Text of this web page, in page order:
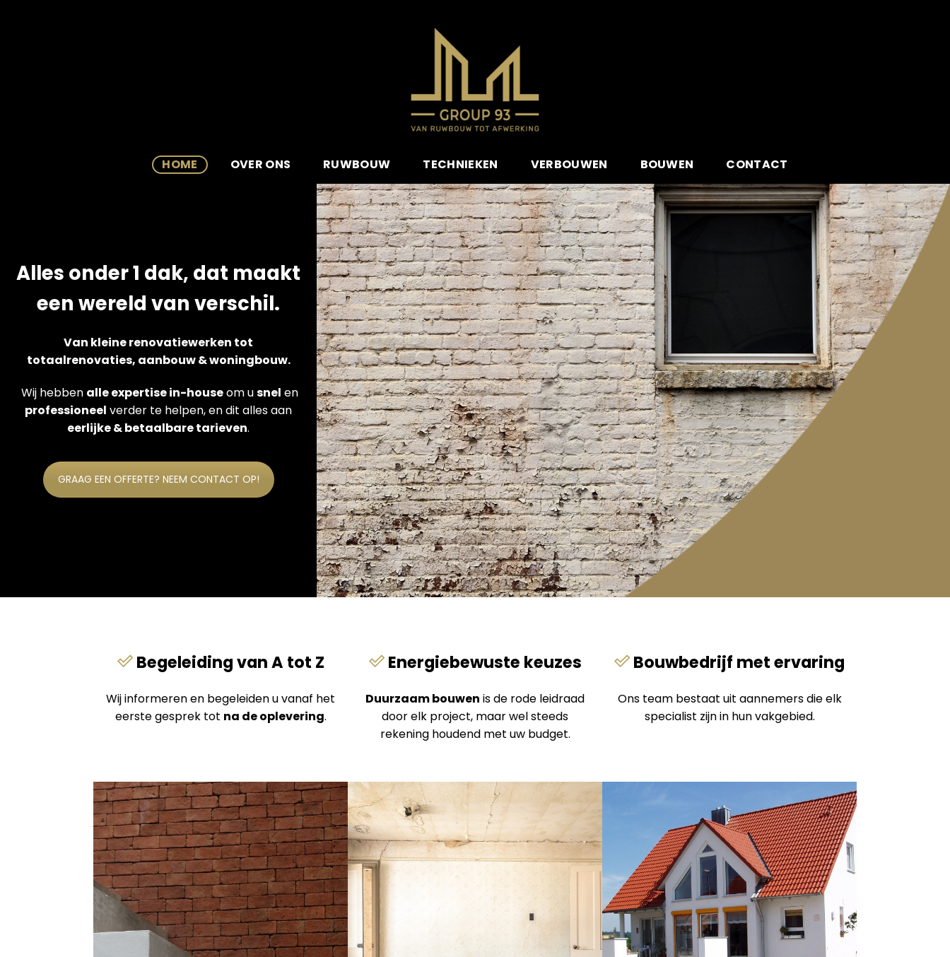
HOME OVER ONS RUWBOUW TECHNIEKEN VERBOUWEN BOUWEN CONTACT
Alles onder 1 dak, dat maakt
een wereld van verschil.
Van kleine renovatiewerken tot
totaalrenovaties, aanbouw & woningbouw.
Wij hebben alle expertise in-houseom usnel en
professioneel verder te helpen, en dit alles aan
eerlijke & betaalbare tarieven.
GRAAG EEN OFFERTE? NEEM CONTACT OP!
Begeleiding van A tot Z
Wij informeren en begeleiden u vanaf het
eerste gesprek tot na de oplevering.
Energiebewuste keuzes
Duurzaam bouwen is de rode leidraad
door elk project, maar wel steeds
rekening houdend met uw budget.
Bouwbedrijf met ervaring
Ons team bestaat uit aannemers die elk
specialist zijn in hun vakgebied.